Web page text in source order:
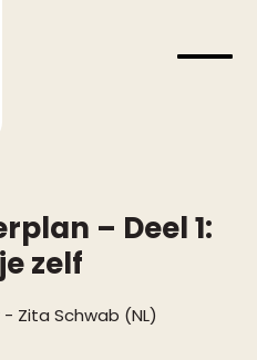
– Deel 1:
zelf
- Zita Schwab (NL)